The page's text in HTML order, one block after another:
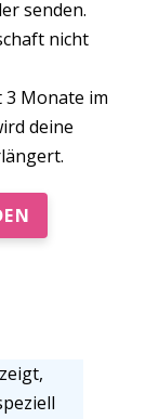
senden.
nicht
3 Monate im
deine